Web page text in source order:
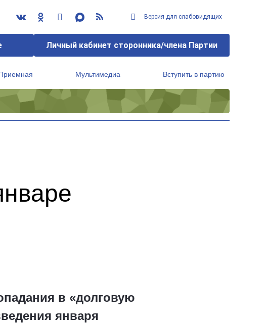
Версия для слабовидящих
Личный кабинет сторонника/члена Партии
Мультимедиа Вступить в партию
в «долговую
января